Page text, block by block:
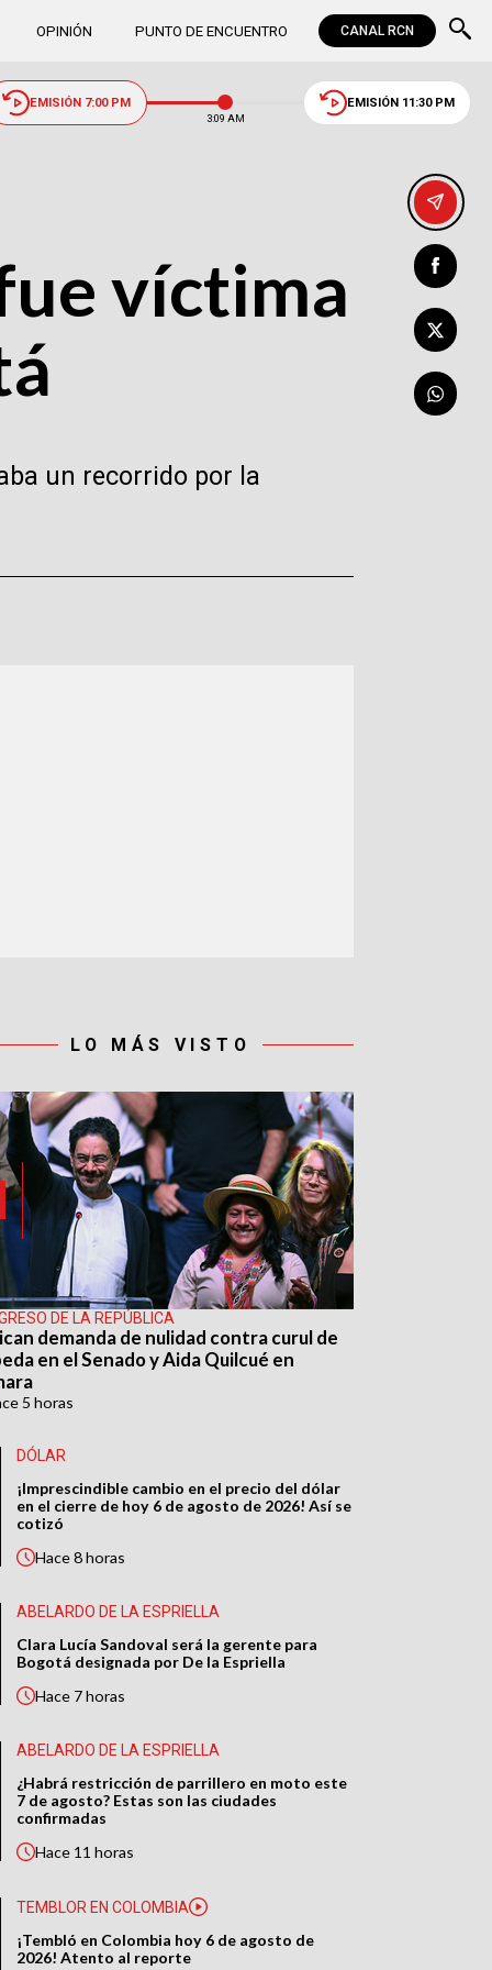
OPINIÓN PUNTO DE ENCUENTRO CANAL RCN
EMISIÓN 7:00 PM
3:09 AM
EMISIÓN 11:30 PM
víctima
un recorrido por la
LO MÁS VISTO
DE LA REPÚBLICA
demanda de nulidad contra curul de
en el Senado y Aida Quilcué en
5 horas
DÓLAR
¡Imprescindible cambio en el precio del dólar
en el cierre de hoy 6 de agosto de 2026! Así se
cotizó
Hace8 horas
ABELARDO DE LA ESPRIELLA
Clara Lucía Sandoval será la gerente para
Bogotá designada por De la Espriella
Hace 7 horas
ABELARDO DE LA ESPRIELLA
¿Habrá restricción de parrillero en moto este
7 de agosto? Estas son las ciudades
confirmadas
Hace 11 horas
TEMBLOR EN COLOMBIA
¡Tembló en Colombia hoy 6 de agosto de
2026! Atento al reporte